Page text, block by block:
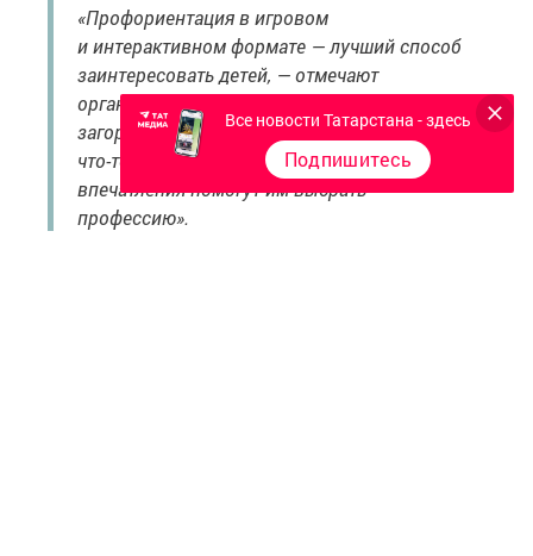
«Профориентация в игровом
и интерактивном формате — лучший способ
заинтересовать детей, — отмечают
организаторы. — Мы видим, как у ребят
загораются глаза, когда они сами пробуют
что-то создать. Возможно, именно эти
впечатления помогут им выбрать
профессию».
Все новости Татарстана - здесь
Подпишитесь